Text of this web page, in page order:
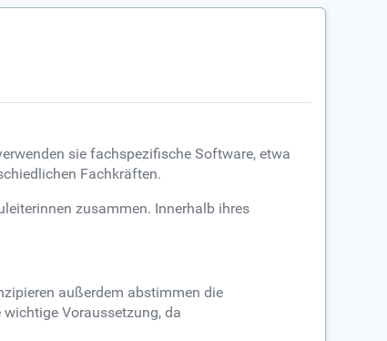
sie fachspezifische Software, etwa
Fachkräften.
zusammen. Innerhalb ihres
außerdem abstimmen die
Voraussetzung, da